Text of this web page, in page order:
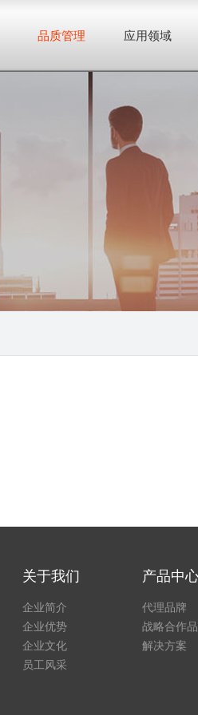
品质管理 应用领域
关于我们
企业简介
企业优势
企业文化
员工风采
产品中
代理品牌
战略合作
解决方案